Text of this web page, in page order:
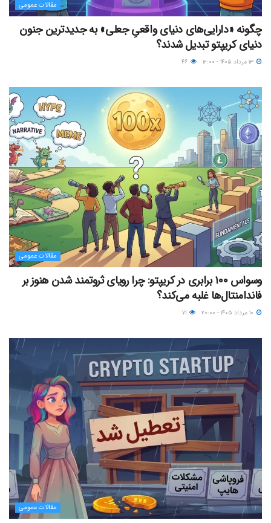
مقالات عمومی
چگونه «دارایی‌های دنیای واقعیِ جعلی» به جدیدترین جنون
دنیای کریپتو تبدیل شدند؟
مقالات عمومی
وسواس ۱۰۰ برابری در کریپتو: چرا رویای ثروتمند شدن هنوز بر
فاندامنتال‌ها غلبه می‌کند؟
مقالات عمومی